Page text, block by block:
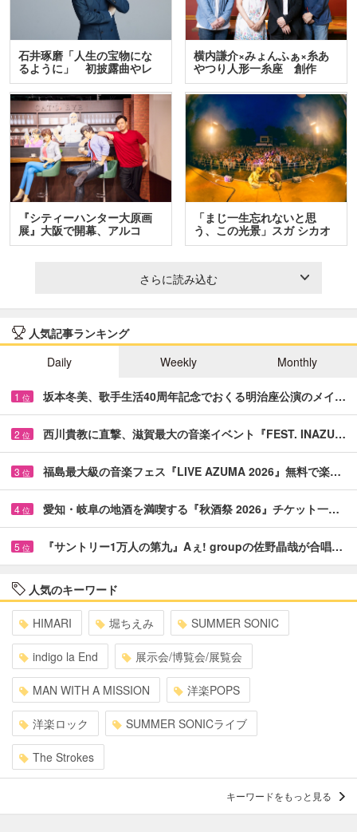
石井琢磨「人生の宝物にな
るように」 初披露曲やレ
ア…
横内謙介×みょんふぁ×糸あ
やつり人形一糸座 創作
人…
『シティーハンター大原画
展』大阪で開幕、アルコ
＆…
「まじ一生忘れないと思
う、この光景」スガ シカオ
と…
さらに読み込む
人気記事ランキング
Daily
Weekly Monthly
1 位 坂本冬美、歌手生活40周年記念でおくる明治座公演のメイ…
2 位 西川貴教に直撃、滋賀最大の音楽イベント『FEST. INAZU…
3 位 福島最大級の音楽フェス『LIVE AZUMA 2026』無料で楽…
4 位 愛知・岐阜の地酒を満喫する『秋酒祭 2026』チケット一…
5 位 『サントリー1万人の第九』Aぇ! groupの佐野晶哉が合唱…
人気のキーワード
HIMARI 堀ちえみ SUMMER SONIC
indigo la End 展示会/博覧会/展覧会
MAN WITH A MISSION 洋楽POPS
洋楽ロック SUMMER SONICライブ
The Strokes
キーワードをもっと見る